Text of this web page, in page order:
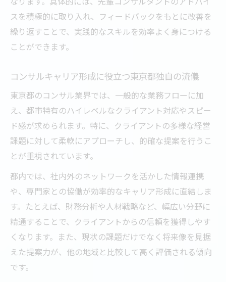
スを積極的に取り入れ、フィードバックをもとに改善を
繰り返すことで、実践的なスキルを効率よく身につける
ことができます。
コンサルキャリア形成に役立つ東京都独自の流儀
東京都のコンサル業界では、一般的な業務フローに加
え、都市特有のハイレベルなクライアント対応やスピー
ド感が求められます。特に、クライアントの多様な経営
課題に対して柔軟にアプローチし、的確な提案を行うこ
とが重視されています。
都内では、社内外のネットワークを活かした情報連携
や、専門家との協働が効率的なキャリア形成に直結しま
す。たとえば、財務分析や人材戦略など、幅広い分野に
精通することで、クライアントからの信頼を獲得しやす
くなります。また、現状の課題だけでなく将来像を見据
えた提案力が、他の地域と比較して高く評価される傾向
です。